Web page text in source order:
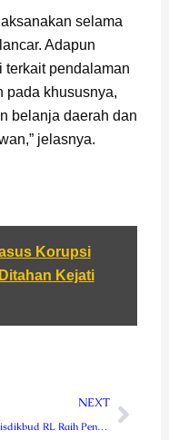
selama
Adapun
terkait pendalaman
pada khususnya,
belanja daerah dan
jelasnya.
Korupsi
Kejati
NEXT
Lagi, Disdikbud RL Raih Penghargaan dari Ombudsman RI Terbaik OPD
Next